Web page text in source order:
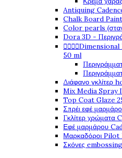
Antiquing
Chalk Board
Color pearls
Dora 3D -
Dimensional
50 ml
Διάφανο
Mix Media Spray
Top Coat Glaze
Σπρέι εφέ
Γκλίτερ χρώματα
Εφέ μαρμάρου
Μαρκαδόροι
Σκόνες